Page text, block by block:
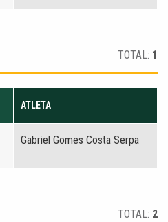
TOTAL: 1
ATLETA
Gabriel Gomes Costa Serpa
TOTAL: 2